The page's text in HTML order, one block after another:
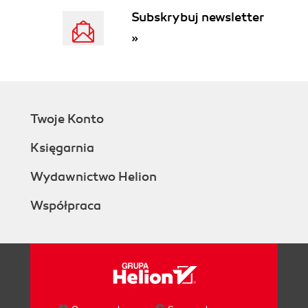
Subskrybuj newsletter
»
Twoje Konto
Księgarnia
Wydawnictwo Helion
Współpraca